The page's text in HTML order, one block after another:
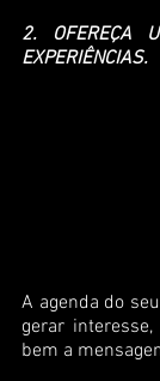
2. OFEREÇA
EXPERIÊNCIAS.
A agenda do
gerar
bem a